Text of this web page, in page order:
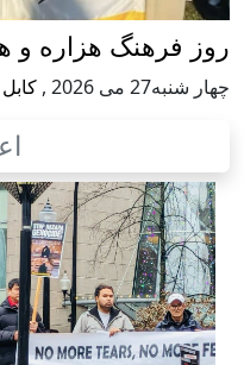
روز فرهنگ هزاره و
چهار شنبه27 می 2026 ,